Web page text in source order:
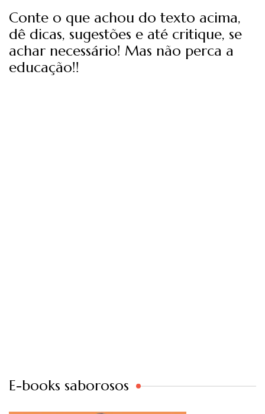
Conte o que achou do texto acima,
dê dicas, sugestões e até critique, se
achar necessário! Mas não perca a
educação!!
E-books saborosos